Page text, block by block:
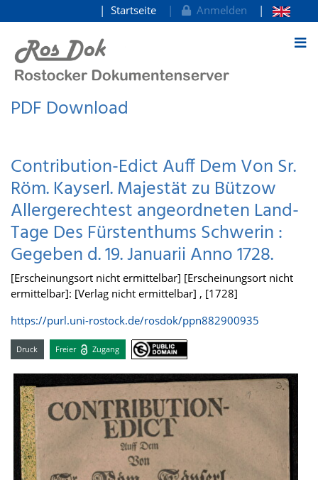
zum Inhalt
Startseite Anmelden
PDF Download
Contribution-Edict Auff Dem Von Sr.
Röm. Kayserl. Majestät zu Bützow
Allergerechtest angeordneten Land-
Tage Des Fürstenthums Schwerin :
Gegeben d. 19. Januarii Anno 1728.
[Erscheinungsort nicht ermittelbar] [Erscheinungsort nicht
ermittelbar]: [Verlag nicht ermittelbar] , [1728]
https://purl.uni-rostock.de/rosdok/ppn882900935
Druck Freier Zugang